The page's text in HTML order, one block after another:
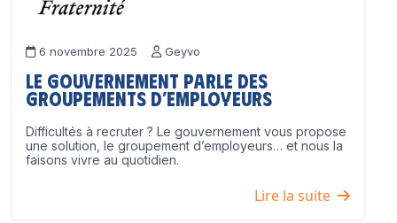
6 novembre 2025 Geyvo
Le Gouvernement parle des
groupements d’employeurs
Difficultés à recruter ? Le gouvernement vous propose
une solution, le groupement d’employeurs… et nous la
faisons vivre au quotidien.
Lire la suite